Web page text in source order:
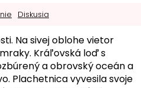
Diskusia
Na sivej oblohe vietor
Kráľovská loď s
a obrovský oceán a
Plachetnica vyvesila svoje